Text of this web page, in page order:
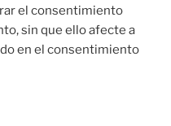
el consentimiento
sin que ello afecte a
en el consentimiento